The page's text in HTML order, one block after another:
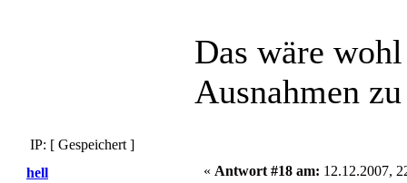
Das wäre
Ausnahmen
IP: [ Gespeichert ]
hell
« Antwort #18 am: 12.12.2007,